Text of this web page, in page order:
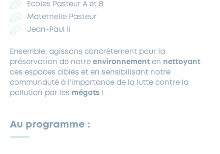
Ecoles Pasteur A et B
Maternelle Pasteur
Jean-Paul II
Ensemble, agissons concrètement pour la
préservation de notre environnement en nettoyant
ces espaces ciblés et en sensibilisant notre
communauté à l’importance de la lutte contre la
pollution par les mégots !
Au programme :